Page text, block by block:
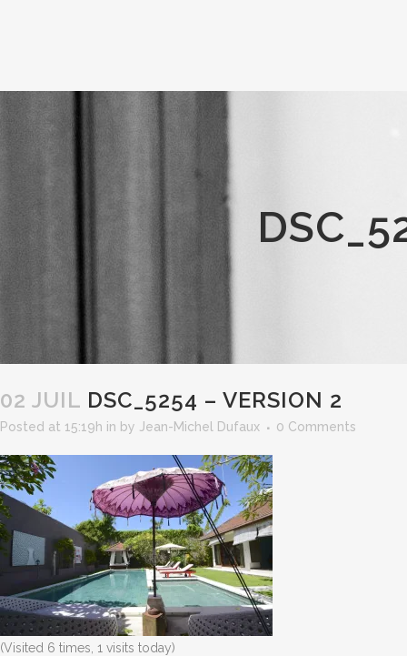
02 JUIL DSC_5254 – VERSION 2
Posted at 15:19h in by Jean-Michel Dufaux 0 Comments
(Visited 6 times, 1 visits today)